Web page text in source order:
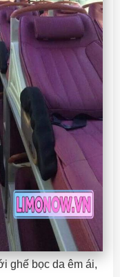
ghế bọc da êm ái,